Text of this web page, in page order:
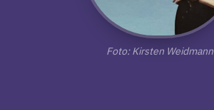
Foto: Kirsten Weidmann